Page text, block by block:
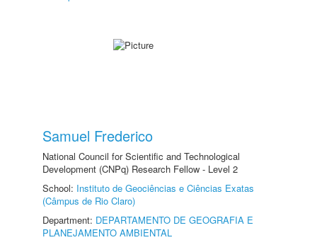
Samuel Frederico
National Council for Scientific and Technological
Development (CNPq) Research Fellow - Level 2
School: Instituto de Geociências e Ciências Exatas
(Câmpus de Rio Claro)
Department: DEPARTAMENTO DE GEOGRAFIA E
PLANEJAMENTO AMBIENTAL